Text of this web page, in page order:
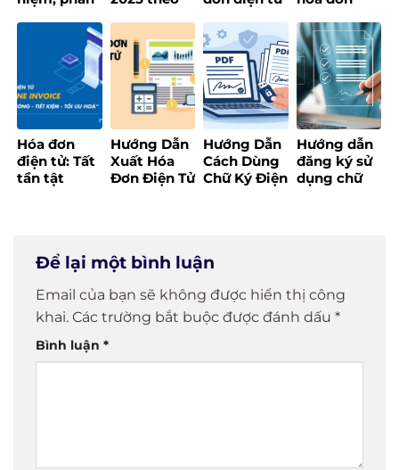
chữ ký phổ
chi tiết
quy định
mới nhất
tạo từ máy
tính tiền
[Update
2025]
Hóa đơn
điện tử: Tất
tần tật
khai
Hướng Dẫn
Xuất Hóa
Đơn Điện Tử
Hiệu Quả
Hướng Dẫn
Cách Dùng
Chữ Ký Điện
Hướng dẫn
đăng ký sử
dụng chữ
Để lại một bình luận
Email của bạn sẽ không được hiển thị công
khai. Các trường bắt buộc được đánh dấu *
Bình luận *